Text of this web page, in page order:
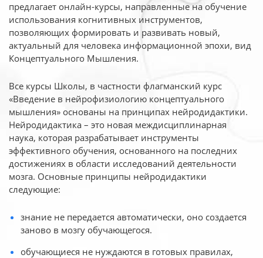
предлагает онлайн-курсы, направленные на обучение
использования когнитивных инструментов,
позволяющих формировать и развивать новый,
актуальный для человека информационной эпохи, вид
Концептуального Мышления.
Все курсы Школы, в частности флагманский курс
«Введение в нейрофизиологию концептуального
мышления» основаны на принципах нейродидактики.
Нейродидактика – это новая междисциплинарная
наука, которая разрабатывает инструменты
эффективного обучения, основанного на последних
достижениях в области исследований деятельности
мозга. Основные принципы нейродидактики
следующие:
знание не передается автоматически, оно создается
заново в мозгу обучающегося.
обучающиеся не нуждаются в готовых правилах,